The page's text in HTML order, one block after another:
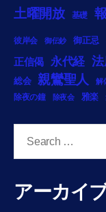
土曜開放 基礎
彼岸会 御伝鈔 御正忌
正信偈 永代経
総会 親鸞聖人 解
除夜の鐘 除夜会 雅楽
アーカイ